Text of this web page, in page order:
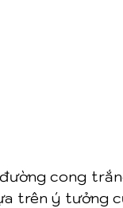
cong
trên ý tưởng